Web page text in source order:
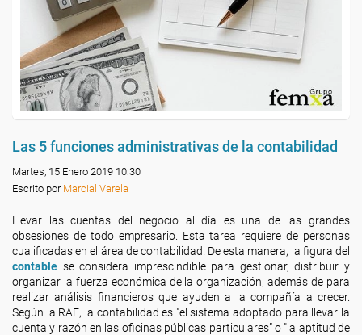
Las 5 funciones administrativas de la contabilidad
Martes, 15 Enero 2019 10:30
Escrito por Marcial Varela
Llevar las cuentas del negocio al día es una de las grandes
obsesiones de todo empresario. Esta tarea requiere de personas
cualificadas en el área de contabilidad. De esta manera, la figura del
contable se considera imprescindible para gestionar, distribuir y
organizar la fuerza económica de la organización, además de para
realizar análisis financieros que ayuden a la compañía a crecer.
Según la RAE, la contabilidad es "el sistema adoptado para llevar la
cuenta y razón en las oficinas públicas particulares” o "la aptitud de